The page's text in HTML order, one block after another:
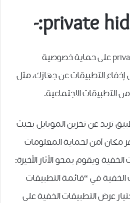
*يعمل private hider على حماية خصوصية
التطبيقات عن جهازك، مثل
التطبيقات الاجتماعية.
تريد عن تخزين الموبايل بحيث
مكان آمن لحماية المعلومات
ويقوم بمحو الأثار الأخيرة:
الخفية في “قائمة التطبيقات
عرض التطبيقات الخفية على